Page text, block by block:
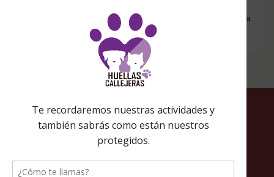
Amazon desde ahí, tu compra será solidaria sin ningún coste extra
para ti.